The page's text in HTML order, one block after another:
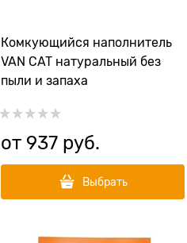
Комкующийся наполнитель
VAN CAT натуральный без
пыли и запаха
от 937 руб.
Выбрать